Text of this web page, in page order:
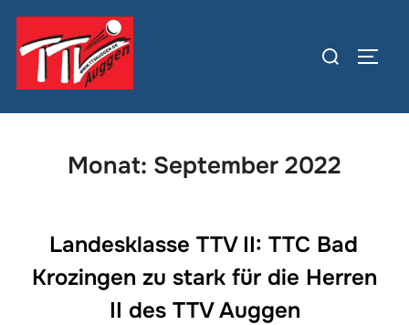
Zum
Inhalt
springen
Suchen
Monat: September 2022
Landesklasse TTV II: TTC Bad
Krozingen zu stark für die Herren
II des TTV Auggen